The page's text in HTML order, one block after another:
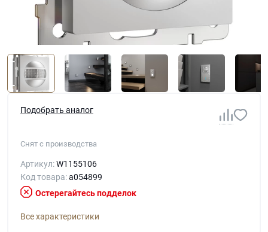
Подобрать аналог
Снят с производства
Артикул:W1155106
Код товара:a054899
Остерегайтесь подделок
Все характеристики